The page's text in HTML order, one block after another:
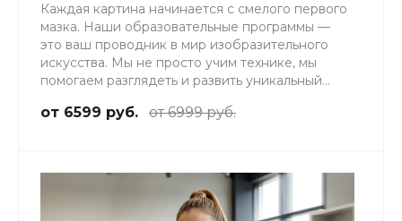
Каждая картина начинается с смелого первого
мазка. Наши образовательные программы —
это ваш проводник в мир изобразительного
искусства. Мы не просто учим технике, мы
помогаем разглядеть и развить уникальный
от 6599 руб. от 6999 руб.